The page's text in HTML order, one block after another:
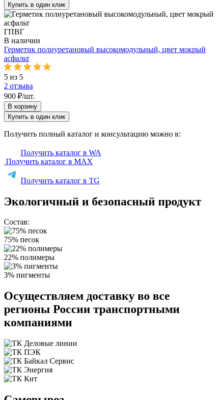
Купить в один клик
ГПВГ
В наличии
Герметик полиуретановый высокомодульный, цвет мокрый
асфальт
5 из 5
2 отзыва
900 ₽/шт.
В корзину
Купить в один клик
Получить полный каталог и консультацию можно в:
Получить каталог в WA
Получить каталог в MAX
Получить каталог в TG
Экологичный и безопасный продукт
Состав:
75% песок
22% полимеры
3% пигменты
Осуществляем доставку во все
регионы России транспортными
компаниями